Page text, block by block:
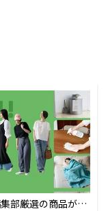
部厳選の商品が買